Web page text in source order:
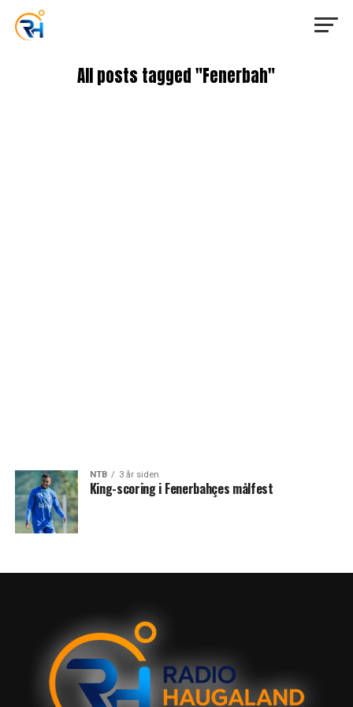
All posts tagged "Fenerbah"
NTB 3 år siden
King-scoring i Fenerbahçes målfest